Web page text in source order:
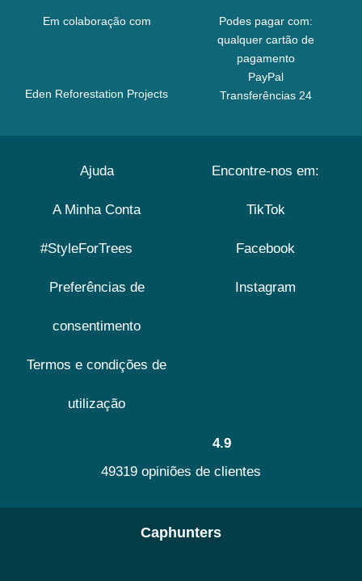
Em colaboração com
Eden Reforestation Projects
Podes pagar com:
qualquer cartão de
pagamento
PayPal
Transferências 24
Ajuda
A Minha Conta
#StyleForTrees
Preferências de
consentimento
Termos e condições de
utilização
Encontre-nos em:
TikTok
Facebook
Instagram
4.9
49319 opiniões de clientes
Caphunters